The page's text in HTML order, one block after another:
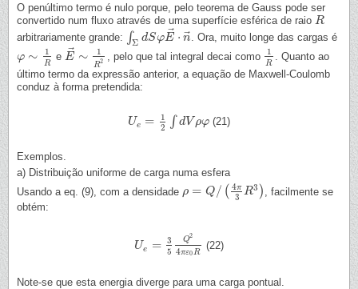
O penúltimo termo é nulo porque, pelo teorema de Gauss pode ser
convertido num fluxo através de uma superfície esférica de raio R
R
arbitrariamente grande: ∫Σ dSφE⃗ ⋅ n⃗
Σd SφE→⋅ n →. Ora, muito longe das cargas é
φ ∼ 1
R
φ∼1 R eE ∼ 1
R2
E→∼ 1R2, pelo que tal integral decai como 1
R
1R. Quanto ao
último termo da expressão anterior, a equação de Maxwell-Coulomb
conduz à forma pretendida:
Ue =
1
2
∫ dV ρφ
Ue=12 ∫d Vρφ (21)
Exemplos.
a) Distribuição uniforme de carga numa esfera
Usando a eq. (9), com a densidade ρ = Q / ( 4π
3 R3 )
ρ=Q (4π 3R3)
, facilmente se
obtém:
Ue = 3
5
Q2
4πε0 R
Ue=35 Q 24πε0R(22)
Note-se que esta energia diverge para uma carga pontual.